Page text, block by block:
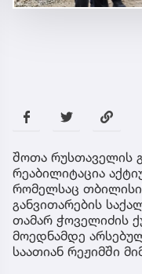
შოთა რუსთაველის
რეაბილიტაცია
რომელსაც
განვითარების
თამარ ჭოველიძის
მოედნამდე
საათიან რეჟიმში